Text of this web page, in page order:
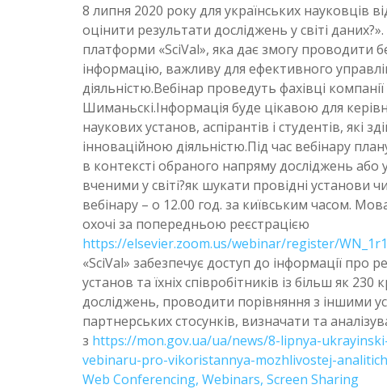
8 липня 2020 року для українських науковців
оцінити результати досліджень у світі
платформи «SciVal», яка дає змогу проводити
інформацію, важливу для ефективного
діяльністю.Вебінар проведуть фахівці
Шиманьскі.Інформація буде цікавою для
наукових установ, аспірантів і студентів, які
інноваційною діяльністю.Під час вебінару
в контексті обраного напряму досліджень або
вченими у світі?як шукати провідні
вебінару – о 12.00 год. за київським часом.
охочі за попередньою реєстрацією
https://elsevier.zoom.us/webinar/register/
«SciVal» забезпечує доступ до інформації про
установ та їхніх співробітників із більш як 230
досліджень, проводити порівняння з іншими
партнерських стосунків, визначати та
з https://mon.gov.ua/ua/news/8-lipnya-
vebinaru-pro-vikoristannya-mozhlivostej-
Web Conferencing, Webinars, Screen Sharing